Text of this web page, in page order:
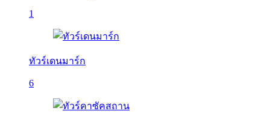
1
ทัวร์เดนมาร์ก
6